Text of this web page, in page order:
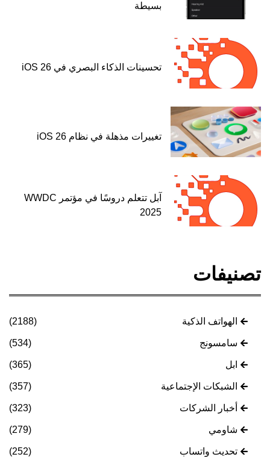
بسيطة
تحسينات الذكاء البصري في iOS 26
تغييرات مذهلة في نظام iOS 26
آبل تتعلم دروسًا في مؤتمر WWDC
2025
تصنيفات
الهواتف الذكية (2188)
سامسونج (534)
ابل (365)
الشبكات الإجتماعية (357)
أخبار الشركات (323)
شاومي (279)
تحديث واتساب (252)